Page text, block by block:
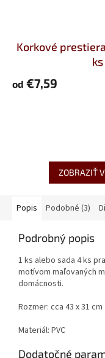
Korkové
od €7,59
ZOBRAZIŤ
Popis Podobné (3)
Podrobný popis
1 ks alebo sada 4 ks
motívom maľovaných
domácnosti.
Rozmer: cca 43 x 31 cm
Materiál: PVC
Dodatočné